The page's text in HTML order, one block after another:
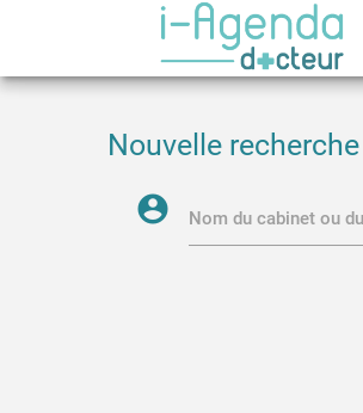
Nouvelle recherche
account_circle Nom du cabinet ou